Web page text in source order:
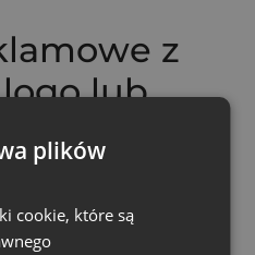
z
lub
wzoru na naszych
torbach promocyjnych
plików
cookie, które są